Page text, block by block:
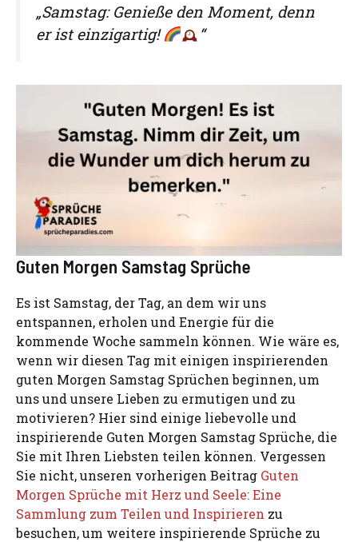
„Samstag: Genieße den Moment, denn
er ist einzigartig!
“
Guten Morgen Samstag Sprüche
Es ist Samstag, der Tag, an dem wir uns
entspannen, erholen und Energie für die
kommende Woche sammeln können. Wie wäre es,
wenn wir diesen Tag mit einigen inspirierenden
guten Morgen Samstag Sprüchen beginnen, um
uns und unsere Lieben zu ermutigen und zu
motivieren? Hier sind einige liebevolle und
inspirierende Guten Morgen Samstag Sprüche, die
Sie mit Ihren Liebsten teilen können. Vergessen
Sie nicht, unseren vorherigen Beitrag Guten
Morgen Sprüche mit Herz und Seele: Eine
Sammlung zum Teilen und Inspirieren zu
besuchen, um weitere inspirierende Sprüche zu